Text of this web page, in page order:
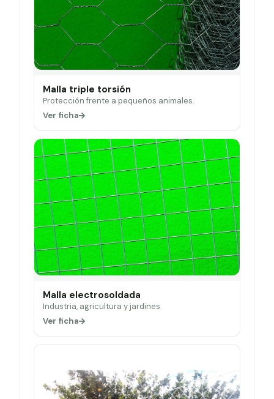
Malla triple torsión
Protección frente a pequeños animales.
Ver ficha
Malla electrosoldada
Industria, agricultura y jardines.
Ver ficha